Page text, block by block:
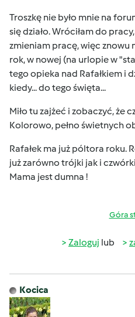
Troszkę nie było mnie na
się działo. Wróciłam do
zmieniam pracę, więc znowu
rok, w nowej (na urlopie w
tego opieka nad Rafałkiem i
kiedy... do tego święta...
Miło tu zajżeć i zobaczyć, że
Kolorowo, pełno świetnych
Rafałek ma już póltora roku.
już zarówno trójki jak i
Mama jest dumna !
Góra
Zaloguj lub
Kocica